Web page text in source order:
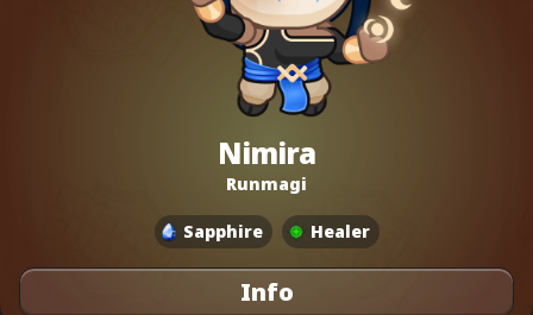
Nimira
Runmagi
Sapphire Healer
Info